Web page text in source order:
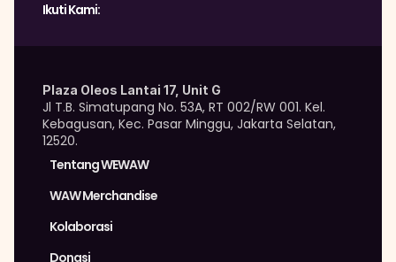
Ikuti Kami:
Tentang WEWAW
WAW Merchandise
Kolaborasi
Donasi
Plaza Oleos Lantai 17, Unit G
Jl T.B. Simatupang No. 53A, RT 002/RW 001. Kel.
Kebagusan, Kec. Pasar Minggu, Jakarta Selatan,
12520.